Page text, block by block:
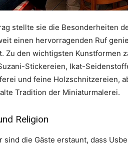
stellte sie die Besonderheiten
einen hervorragenden Ruf
Zu den wichtigsten Kunstformen
Stickereien, Ikat-
und feine Holzschnitzereien,
Tradition der Miniaturmalerei.
Religion
sind die Gäste erstaunt, dass